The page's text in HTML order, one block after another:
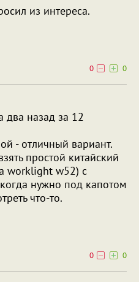
из интереса.
0
0
два назад за 12
- отличный вариант.
простой китайский
worklight w52) с
нужно под капотом
что-то.
0
0